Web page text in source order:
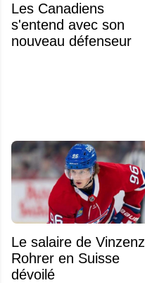
Les Canadiens
s'entend avec son
nouveau défenseur
Le salaire de Vinzenz
Rohrer en Suisse
dévoilé